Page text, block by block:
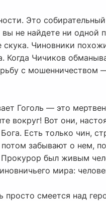
Это
не найдете ни одной
Чиновники
Когда Чичиков
с мошенничеством
Гоголь — это
вокруг! Вот они,
Есть только чин,
забывают о нем,
Прокурор был живым
мира:
просто смеется над